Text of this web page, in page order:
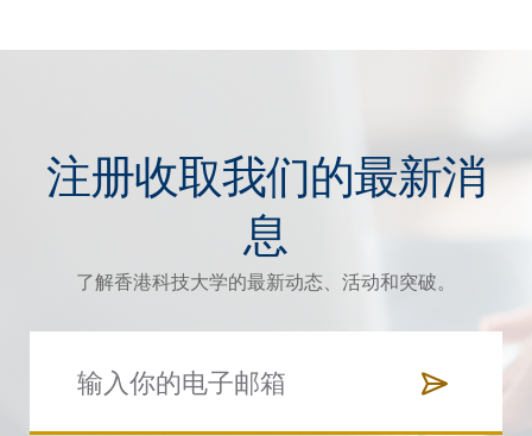
注册收取我们的最新消
息
了解香港科技大学的最新动态、活动和突破。